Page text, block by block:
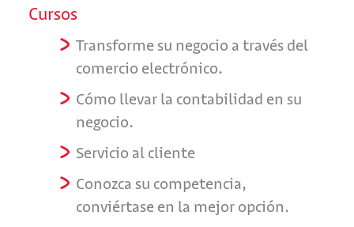
Cursos
Transforme su negocio a través del
comercio electrónico.
Cómo llevar la contabilidad en su
negocio.
Servicio al cliente
Conozca su competencia,
conviértase en la mejor opción.